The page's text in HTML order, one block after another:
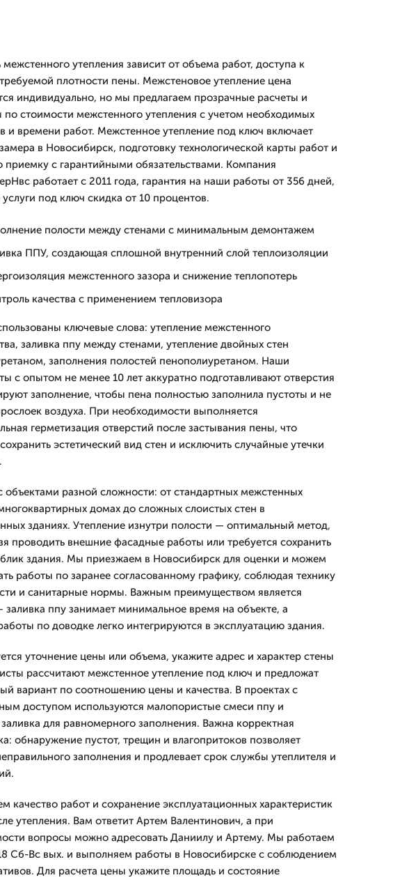
утепления зависит от объема работ, доступа к
плотности пены. Межстеновое утепление цена
индивидуально, но мы предлагаем прозрачные расчеты и
по стоимости межстенного утепления с учетом необходимых
и времени работ. Межстенное утепление под ключ включает
в Новосибирск, подготовку технологической карты работ и
приемку с гарантийными обязательствами. Компания
работает с 2011 года, гарантия на наши работы от 356 дней,
услуги под ключ скидка от 10 процентов.
полости между стенами с минимальным демонтажем
ППУ, создающая сплошной внутренний слой теплоизоляции
межстенного зазора и снижение теплопотерь
качества с применением тепловизора
ключевые слова: утепление межстенного
заливка ппу между стенами, утепление двойных стен
заполнения полостей пенополиуретаном. Наши
с опытом не менее 10 лет аккуратно подготавливают отверстия
заполнение, чтобы пена полностью заполнила пустоты и не
воздуха. При необходимости выполняется
герметизация отверстий после застывания пены, что
эстетический вид стен и исключить случайные утечки
объектами разной сложности: от стандартных межстенных
домах до сложных слоистых стен в
зданиях. Утепление изнутри полости — оптимальный метод,
проводить внешние фасадные работы или требуется сохранить
здания. Мы приезжаем в Новосибирск для оценки и можем
работы по заранее согласованному графику, соблюдая технику
и санитарные нормы. Важным преимуществом является
заливка ппу занимает минимальное время на объекте, а
по доводке легко интегрируются в эксплуатацию здания.
уточнение цены или объема, укажите адрес и характер стены
рассчитают межстенное утепление под ключ и предложат
вариант по соотношению цены и качества. В проектах с
доступом используются малопористые смеси ппу и
для равномерного заполнения. Важна корректная
обнаружение пустот, трещин и влагопритоков позволяет
заполнения и продлевает срок службы утеплителя и
качество работ и сохранение эксплуатационных характеристик
утепления. Вам ответит Артем Валентинович, а при
вопросы можно адресовать Даниилу и Артему. Мы работаем
Сб-Вс вых. и выполняем работы в Новосибирске с соблюдением
Для расчета цены укажите площадь и состояние